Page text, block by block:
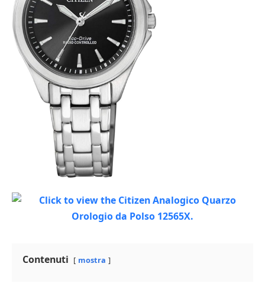
Contenuti mostra